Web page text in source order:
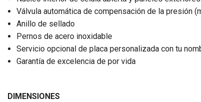
Válvula automática de compensación de la presión
Anillo de sellado
Pernos de acero inoxidable
Servicio opcional de placa personalizada con tu
Garantía de excelencia de por vida
DIMENSIONES